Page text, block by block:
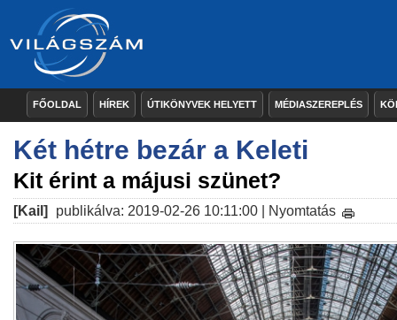
FŐOLDAL HÍREK ÚTIKÖNYVEK HELYETT MÉDIASZEREPLÉS
Két hétre bezár a Keleti
Kit érint a májusi szünet?
[Kail] publikálva: 2019-02-26 10:11:00 | Nyomtatás